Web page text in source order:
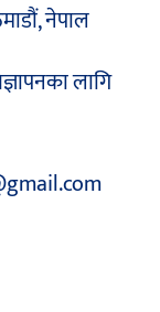
नेपाल
लागि